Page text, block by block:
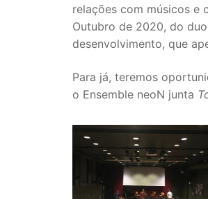
relações com músicos e
Outubro de 2020, do
desenvolvimento, que
Para já, teremos
o Ensemble neoN junta